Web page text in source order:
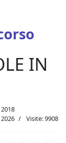
IN
Visite: 9908